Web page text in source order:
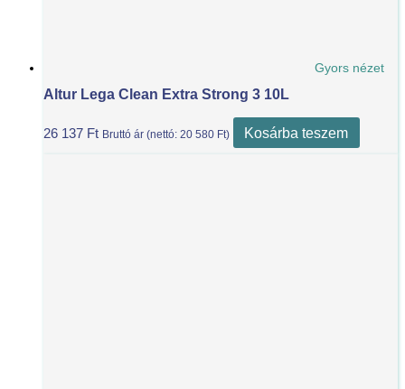
Gyors nézet
Altur Lega Clean Extra Strong 3 10L
26 137 Ft Bruttó ár (nettó: 20 580 Ft) Kosárba teszem